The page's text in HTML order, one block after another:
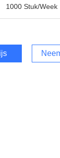
1000 Stuk/Week